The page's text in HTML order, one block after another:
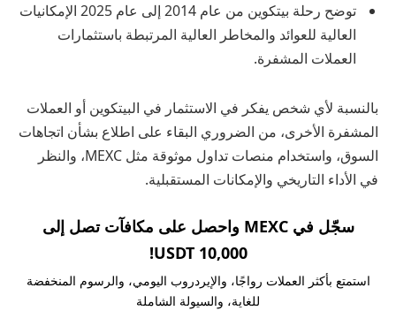
توضح رحلة بيتكوين من عام 2014 إلى عام 2025 الإمكانيات
العالية للعوائد والمخاطر العالية المرتبطة باستثمارات
العملات المشفرة.
بالنسبة لأي شخص يفكر في الاستثمار في البيتكوين أو العملات
المشفرة الأخرى، من الضروري البقاء على اطلاع بشأن اتجاهات
السوق، واستخدام منصات تداول موثوقة مثل MEXC، والنظر
في الأداء التاريخي والإمكانات المستقبلية.
سجّل في MEXC واحصل على مكافآت تصل إلى
10,000 USDT!
استمتع بأكثر العملات رواجًا، والإيردروب اليومي، والرسوم المنخفضة
للغاية، والسيولة الشاملة